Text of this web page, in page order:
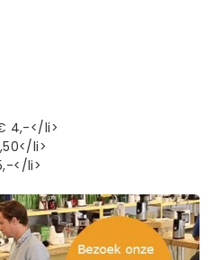
4,-</li>
li>
</li>